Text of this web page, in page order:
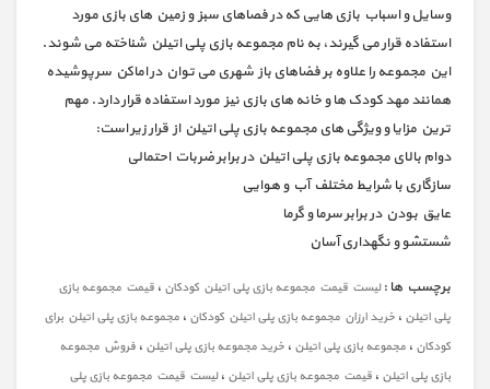
وسایل و اسباب بازی هایی که در فصاهای سبز و زمین های بازی مورد
استفاده قرار می گیرند، به نام مجموعه بازی پلی اتیلن شناخته می شوند.
این مجموعه را علاوه بر فضاهای باز شهری می توان در اماکن سرپوشیده
همانند مهد کودک ها و خانه های بازی نیز مورد استفاده قرار دارد. مهم
ترین مزایا و ویژگی های مجموعه بازی پلی اتیلن از قرار زیر است:
دوام بالای مجموعه بازی پلی اتیلن در برابر ضربات احتمالی
سازگاری با شرایط مختلف آب و هوایی
عایق بودن در برابر سرما و گرما
شستشو و نگهداری آسان
برچسب ها :لیست قیمت مجموعه بازی پلی اتیلن کودکان ، قیمت مجموعه بازی
پلی اتیلن ، خرید ارزان مجموعه بازی پلی اتیلن کودکان ، مجموعه بازی پلی اتیلن برای
کودکان ، مجموعه بازی پلی اتیلن ، خرید مجموعه بازی پلی اتیلن ، فروش مجموعه
بازی پلی اتیلن ، قیمت مجموعه بازی پلی اتیلن ،لیست قیمت مجموعه بازی پلی